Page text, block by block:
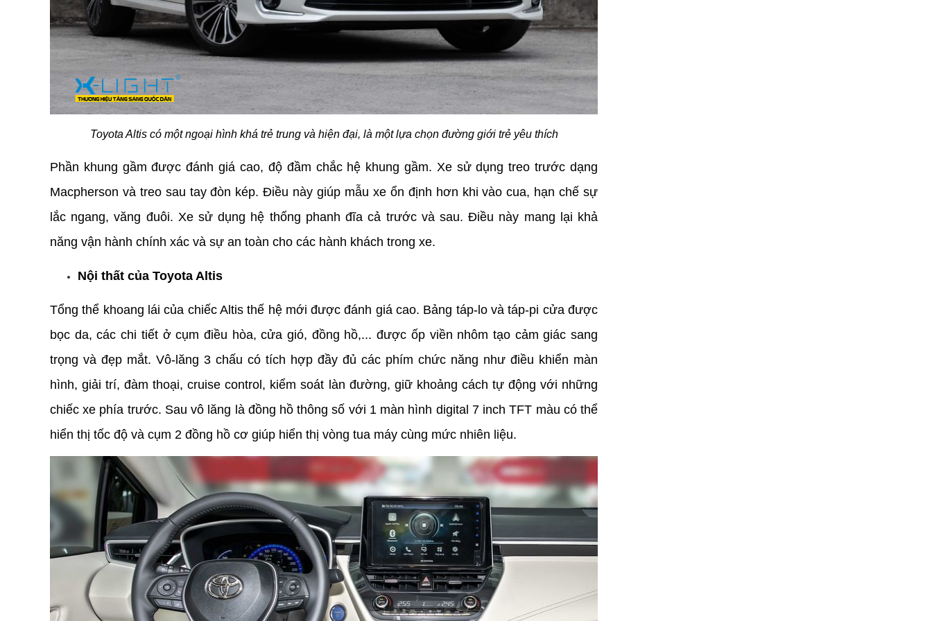
Toyota Altis có một ngoại hình khá trẻ trung và hiện đại, là một lựa chọn đường giới trẻ yêu thích
Phần khung gầm được đánh giá cao, độ đầm chắc hệ khung gầm. Xe sử dụng treo trước dạng
Macpherson và treo sau tay đòn kép. Điều này giúp mẫu xe ổn định hơn khi vào cua, hạn chế sự
lắc ngang, văng đuôi. Xe sử dụng hệ thống phanh đĩa cả trước và sau. Điều này mang lại khả
năng vận hành chính xác và sự an toàn cho các hành khách trong xe.
Nội thất của Toyota Altis
Tổng thể khoang lái của chiếc Altis thế hệ mới được đánh giá cao. Bảng táp-lo và táp-pi cửa được
bọc da, các chi tiết ở cụm điều hòa, cửa gió, đồng hồ,... được ốp viền nhôm tạo cảm giác sang
trọng và đẹp mắt. Vô-lăng 3 chấu có tích hợp đầy đủ các phím chức năng như điều khiển màn
hình, giải trí, đàm thoại, cruise control, kiểm soát làn đường, giữ khoảng cách tự động với những
chiếc xe phía trước. Sau vô lăng là đồng hồ thông số với 1 màn hình digital 7 inch TFT màu có thể
hiển thị tốc độ và cụm 2 đồng hồ cơ giúp hiển thị vòng tua máy cùng mức nhiên liệu.